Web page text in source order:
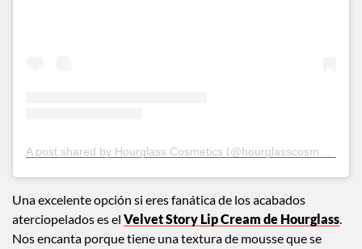
Una excelente opción si eres fanática de los acabados
aterciopelados es el Velvet Story Lip Cream de Hourglass.
Nos encanta porque tiene una textura de mousse que se